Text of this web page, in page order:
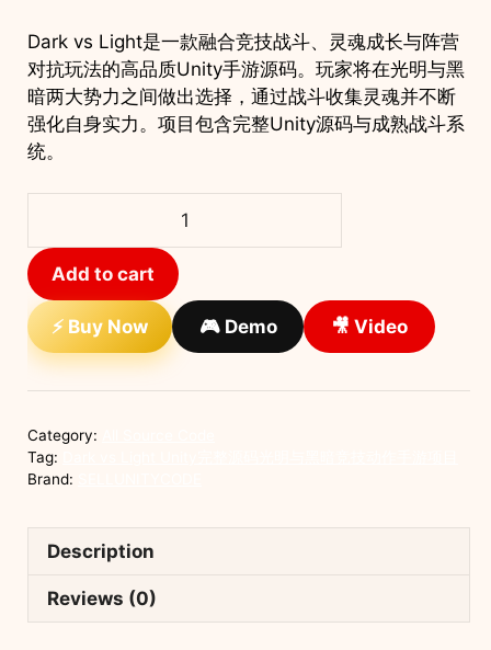
Dark vs Light是一款融合竞技战斗、灵魂成长与阵营
对抗玩法的高品质Unity手游源码。玩家将在光明与黑
暗两大势力之间做出选择，通过战斗收集灵魂并不断
强化自身实力。项目包含完整Unity源码与成熟战斗系
统。
Light
Unity
完
整
源
码
光
明
与
暗
Add to cart
⚡ Buy Now 🎮 Demo 🎥 Video
Category:
Tag:
Brand:
Description
Reviews (0)